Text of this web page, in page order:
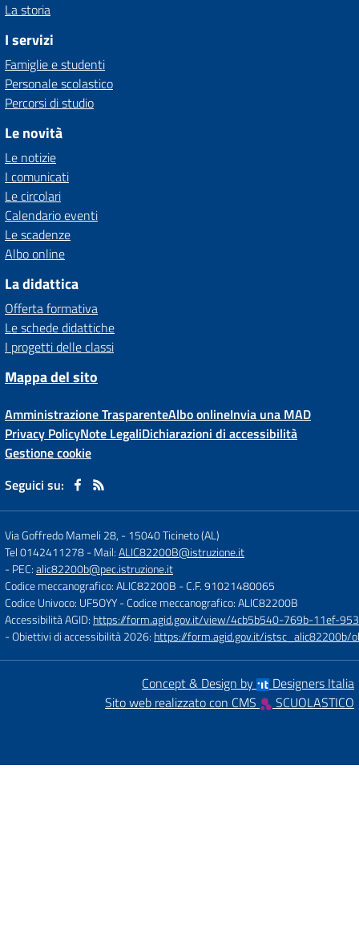
La storia
I servizi
Famiglie e studenti
Personale scolastico
Percorsi di studio
Le novità
Le notizie
I comunicati
Le circolari
Calendario eventi
Le scadenze
Albo online
La didattica
Offerta formativa
Le schede didattiche
I progetti delle classi
Mappa del sito
Amministrazione TrasparenteAlbo onlineInvia una MAD
Privacy PolicyNote LegaliDichiarazioni di accessibilità
Gestione cookie
Seguici su:
Via Goffredo Mameli 28, -15040 Ticineto (AL)
Tel 0142411278- Mail:ALIC82200B@istruzione.it
- PEC:alic82200b@pec.istruzione.it
Codice meccanografico: ALIC82200B - C.F. 91021480065
Codice Univoco: UF5OYY- Codice meccanografico: ALIC82200B
Accessibilità AGID: https://form.agid.gov.it/view/4cb5b540-769b-11ef-
- Obiettivi di accessibilità 2026: https://form.agid.gov.it/
Concept & Design by
Designers Italia
Sito web realizzato con CMS
SCUOLASTICO